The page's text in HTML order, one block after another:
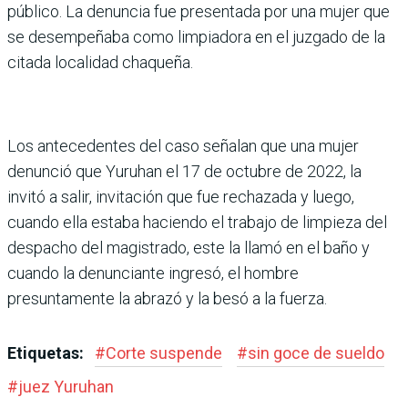
público. La denuncia fue presentada por una mujer que
se desempeñaba como limpiadora en el juzgado de la
citada localidad chaqueña.
Los antecedentes del caso señalan que una mujer
denun­ció que Yuruhan el 17 de octu­bre de 2022, la
invitó a salir, invitación que fue rechazada y luego,
cuando ella estaba haciendo el trabajo de lim­pieza del
despacho del magis­trado, este la llamó en el baño y
cuando la denunciante ingresó, el hombre
presuntamente la abrazó y la besó a la fuerza.
Etiquetas: #Corte suspende #sin goce de sueldo
#juez Yuruhan